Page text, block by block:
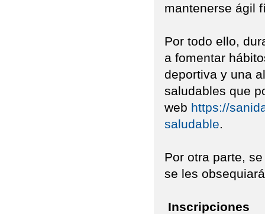
mantenerse ágil
Por todo ello,
a fomentar
deportiva y una
saludables que
web https://
saludable.
Por otra parte,
se les
Inscripciones